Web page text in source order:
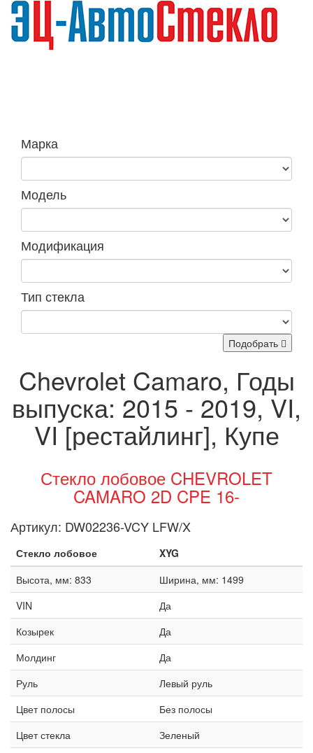
Марка
Модель
Модификация
Тип стекла
Подобрать
Chevrolet Camaro, Годы
выпуска: 2015 - 2019, VI,
VI [рестайлинг], Купе
Стекло лобовое CHEVROLET
CAMARO 2D CPE 16-
Артикул: DW02236-VCY LFW/X
Стекло лобовое
XYG
Высота, мм: 833
Ширина, мм: 1499
VIN
Да
Козырек
Да
Молдинг
Да
Руль
Левый руль
Цвет полосы
Без полосы
Цвет стекла
Зеленый